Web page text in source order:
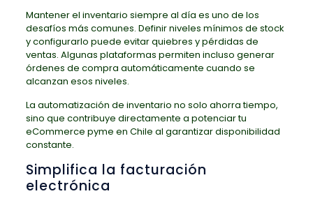
Mantener el inventario siempre al día es uno de los
desafíos más comunes. Definir niveles mínimos de stock
y configurarlo puede evitar quiebres y pérdidas de
ventas. Algunas plataformas permiten incluso generar
órdenes de compra automáticamente cuando se
alcanzan esos niveles.
La automatización de inventario no solo ahorra tiempo,
sino que contribuye directamente a potenciar tu
eCommerce pyme en Chile al garantizar disponibilidad
constante.
Simplifica la facturación
electrónica